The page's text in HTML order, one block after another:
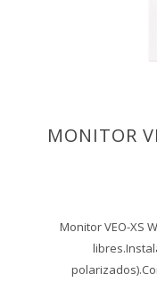
MONITOR
Monitor VEO-XS